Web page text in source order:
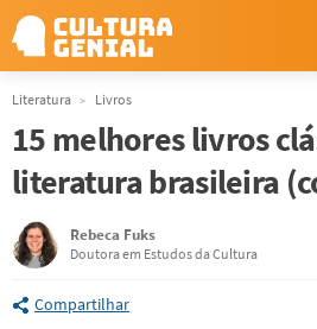
Literatura Livros
15 melhores livros
literatura brasileira
Rebeca Fuks
Doutora em Estudos da Cultura
Compartilhar